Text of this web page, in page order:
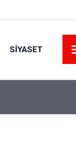
SIYASET